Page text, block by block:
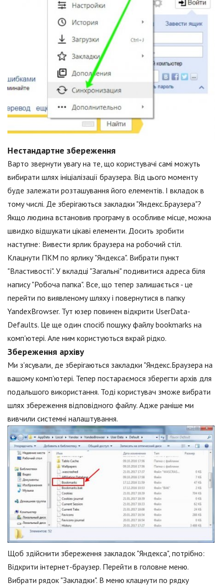
Нестандартне збереження
Варто звернути увагу на те, що користувачі самі можуть
вибирати шлях ініціалізації браузера. Від цього моменту
буде залежати розташування його елементів. І вкладок в
тому числі. Де зберігаються закладки "Яндекс.Браузера"?
Якщо людина встановив програму в особливе місце, можна
швидко відшукати цікаві елементи. Досить зробити
наступне: Вивести ярлик браузера на робочий стіл.
Клацнути ПКМ по ярлику "Яндекса". Вибрати пункт
"Властивості". У вкладці "Загальні" подивитися адреса біля
напису "Робоча папка". Все, що тепер залишається - це
перейти по виявленому шляху і повернутися в папку
YandexBrowser. Тут юзер повинен відкрити UserData-
Defaults. Це ще один спосіб пошуку файлу bookmarks на
комп'ютері. Але ним користуються вкрай рідко.
Збереження архіву
Ми з'ясували, де зберігаються закладки "Яндекс.Браузера на
вашому комп'ютері. Тепер постараємося зберегти архів для
подальшого використання. Тоді користувач зможе вибрати
шлях збереження відповідного файлу. Адже раніше ми
вивчили системні налаштування.
Щоб здійснити збереження закладок "Яндекса", потрібно:
Відкрити інтернет-браузер. Перейти в головне меню.
Вибрати рядок "Закладки". В меню клацнути по рядку